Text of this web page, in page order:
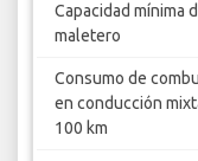
Capacidad mínima
maletero
Consumo de
en conducción
100 km